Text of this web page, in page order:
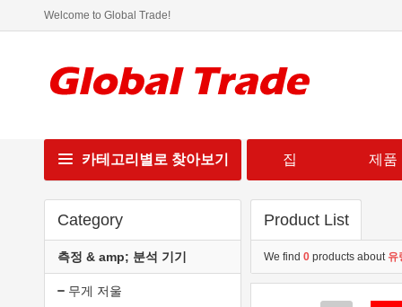
Welcome to Global Trade!
카테고리별로 찾아보기 집 제품
Category
측정 & amp; 분석 기기
무게 저울
Product List
We find 0 products about 유